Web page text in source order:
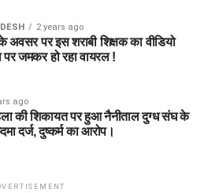
2 years ago
अवसर पर इस शराबी शिक्षक का वीडियो
पर जमकर हो रहा वायरल !
ago
की शिकायत पर हुआ नैनीताल दुग्ध संघ के
दर्ज, दुष्कर्म का आरोप।